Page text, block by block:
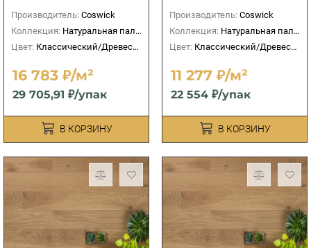
Производитель: Coswick
Коллекция: Натуральная палитра
Цвет: Классический/Древесный
16 783 ₽/м²
29 705,91 ₽/упак
В КОРЗИНУ
Производитель: Coswick
Коллекция: Натуральная палитра
Цвет: Классический/Древесный
11 277 ₽/м²
22 554 ₽/упак
В КОРЗИНУ